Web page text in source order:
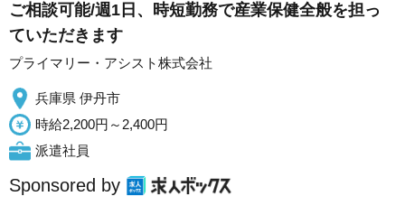
ご相談可能/週1日、時短勤務で産業保健全般を担っ
ていただきます
プライマリー・アシスト株式会社
兵庫県 伊丹市
時給2,200円～2,400円
派遣社員
Sponsored by